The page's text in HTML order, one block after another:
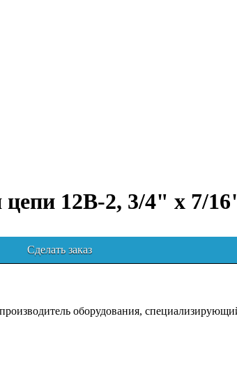
цепи 12B-2, 3/4" x 7/
Сделать заказ
оборудования,